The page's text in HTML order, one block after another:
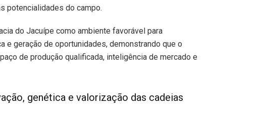
potencialidades do campo.
do Jacuípe como ambiente favorável para
e geração de oportunidades, demonstrando que o
de produção qualificada, inteligência de mercado e
genética e valorização das cadeias